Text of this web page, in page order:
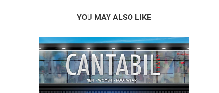
YOU MAY ALSO LIKE